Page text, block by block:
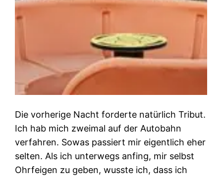
Die vorherige Nacht forderte natürlich Tribut.
Ich hab mich zweimal auf der Autobahn
verfahren. Sowas passiert mir eigentlich eher
selten. Als ich unterwegs anfing, mir selbst
Ohrfeigen zu geben, wusste ich, dass ich